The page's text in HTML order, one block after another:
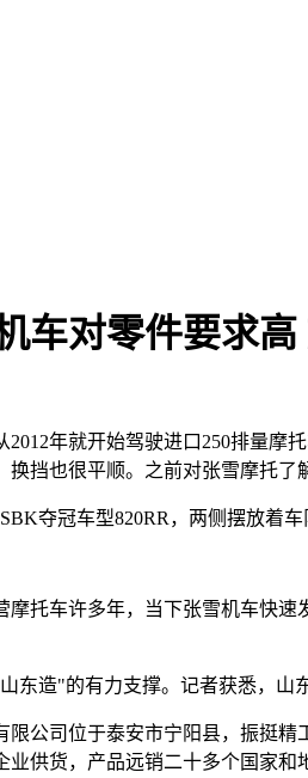
车对零件要求
2012年就开始驾驶进口250排量
换挡也很平顺。之前对张雪摩托
夺冠车型820RR，两侧摆放着
摩托车许多年，当下张雪机车快
东造"的有力支撑。记者获悉，山
限公司位于泰安市宁阳县，振挺
业供货，产品远销二十多个国家